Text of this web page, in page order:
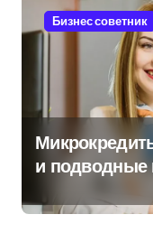
Бизнес советник
и подводные